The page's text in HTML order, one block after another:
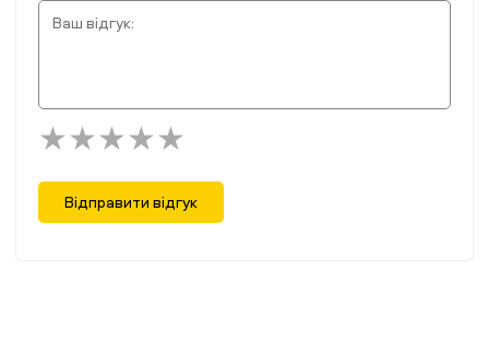
Відправити відгук